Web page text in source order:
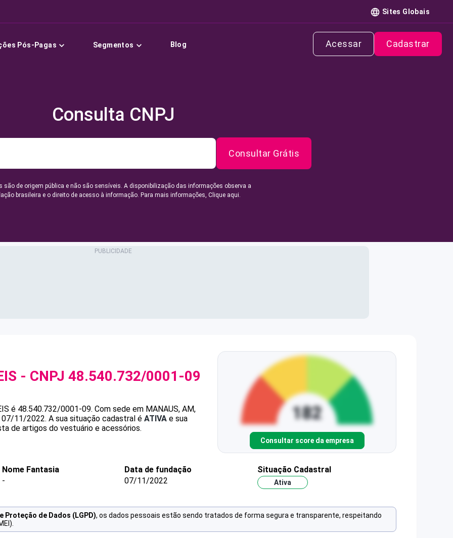
Sites Globais
Pós-Pagas Segmentos Blog Acessar Cadastrar
Consulta CNPJ
Consultar Grátis
são de origem pública e não são sensíveis. A disponibilização das informações observa a
brasileira e o direito de acesso à informação. Para mais informações, Clique aqui.
- CNPJ 48.540.732/0001-09
é 48.540.732/0001-09. Com sede em MANAUS, AM,
07/11/2022. A sua situação cadastral é ATIVA e sua
de artigos do vestuário e acessórios.
Consultar score da empresa
Nome Fantasia
-
Data de fundação
07/11/2022
Situação Cadastral
Ativa
Proteção de Dados (LGPD), os dados pessoais estão sendo tratados de forma segura e transparente, respeitando